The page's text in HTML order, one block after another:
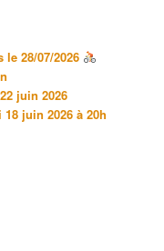
le 28/07/2026
juin 2026
juin 2026 à 20h